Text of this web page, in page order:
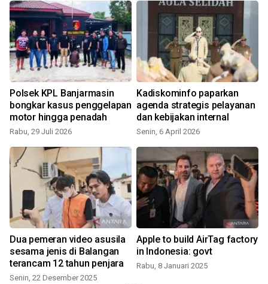
Polsek KPL Banjarmasin
bongkar kasus penggelapan
motor hingga penadah
Rabu, 29 Juli 2026
Kadiskominfo paparkan
agenda strategis pelayanan
dan kebijakan internal
Senin, 6 April 2026
Dua pemeran video asusila
sesama jenis di Balangan
terancam 12 tahun penjara
Senin, 22 Desember 2025
Apple to build AirTag factory
in Indonesia: govt
Rabu, 8 Januari 2025